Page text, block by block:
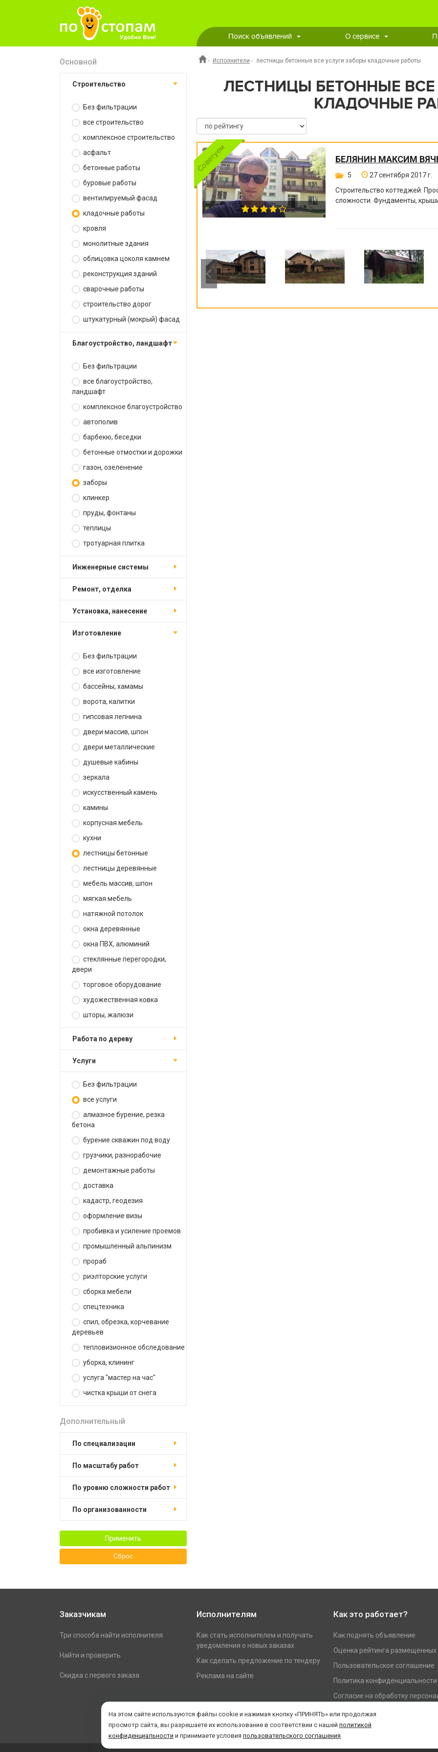
Поиск объявлений О сервисе
Основной
строительство
Без фильтрации
все строительство
комплексное строительство
асфальт
бетонные работы
буровые работы
вентилируемый фасад
кладочные работы
кровля
монолитные здания
облицовка цоколя камнем
реконструкция зданий
сварочные работы
строительство дорог
штукатурный (мокрый) фасад
благоустройство, ландшафт
Без фильтрации
все благоустройство,
ландшафт
комплексное благоустройство
автополив
барбекю, беседки
бетонные отмостки и дорожки
газон, озеленение
заборы
клинкер
пруды, фонтаны
теплицы
тротуарная плитка
инженерные системы
ремонт, отделка
установка, нанесение
изготовление
Без фильтрации
все изготовление
бассейны, хамамы
ворота, калитки
гипсовая лепнина
двери массив, шпон
двери металлические
душевые кабины
зеркала
искусственный камень
камины
корпусная мебель
кухни
лестницы бетонные
лестницы деревянные
мебель массив, шпон
мягкая мебель
натяжной потолок
окна деревянные
окна ПВХ, алюминий
стеклянные перегородки,
двери
торговое оборудование
художественная ковка
шторы, жалюзи
работа по дереву
услуги
Без фильтрации
все услуги
алмазное бурение, резка
бетона
бурение скважин под воду
грузчики, разнорабочие
демонтажные работы
доставка
кадастр, геодезия
оформление визы
пробивка и усиление проемов
промышленный альпинизм
прораб
риэлторские услуги
сборка мебели
спецтехника
спил, обрезка, корчевание
деревьев
тепловизионное обследование
уборка, клининг
услуга "мастер на час"
чистка крыши от снега
Дополнительный
по специализации
по масштабу работ
по уровню сложности работ
по организованности
Применить
Сброс
- Исполнители - лестницы бетонные все услуги заборы кладочные работы
ЛЕСТНИЦЫ БЕТОННЫЕ ВСЕ
КЛАДОЧНЫЕ
БЕЛЯНИН МАКСИМ
5 27 сентября 2017 г.
Строительство коттеджей.
сложности. Фундаменты,
Заказчикам
Три способа найти исполнителя
Найти и проверить
Скидка с первого заказа
Исполнителям
Как стать исполнителем и получать
уведомления о новых заказах
Как сделать предложение по тендеру
Реклама на сайте
Как это работает?
Как поднять объявление
Оценка рейтинга размещенных
Пользовательское соглашение
Политика конфиденциальности
Согласие на обработку
На этом сайте используются файлы cookie и нажимая кнопку «ПРИНЯТЬ» или продолжая
просмотр сайта, вы разрешаете их использование в соответствии с нашей политикой
конфиденциальности и принимаете условия пользовательского соглашения